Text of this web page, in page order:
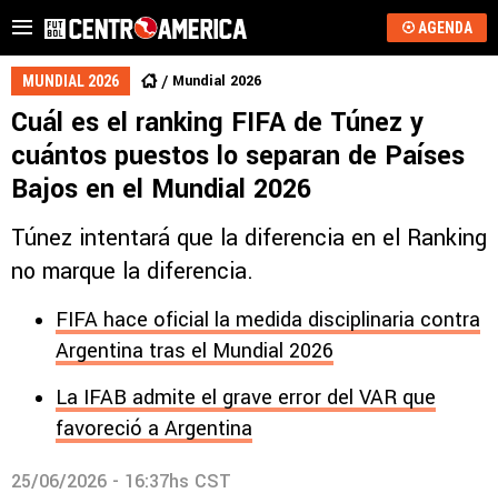
AGENDA
MUNDIAL 2026 Mundial 2026
Cuál es el ranking FIFA de Túnez y
cuántos puestos lo separan de Países
Bajos en el Mundial 2026
Túnez intentará que la diferencia en el Ranking
no marque la diferencia.
FIFA hace oficial la medida disciplinaria contra
Argentina tras el Mundial 2026
La IFAB admite el grave error del VAR que
favoreció a Argentina
25/06/2026 - 16:37hs CST